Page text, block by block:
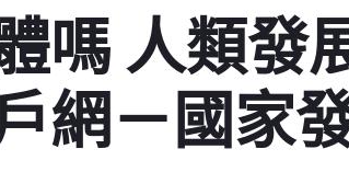
嗎 人類發
網－國家